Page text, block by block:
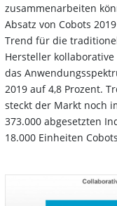
zusammenarbeiten
Absatz von Cobots
Trend für die
Hersteller
das
2019 auf 4,8 Prozent.
steckt der Markt noch
373.000 abgesetzten
18.000 Einheiten